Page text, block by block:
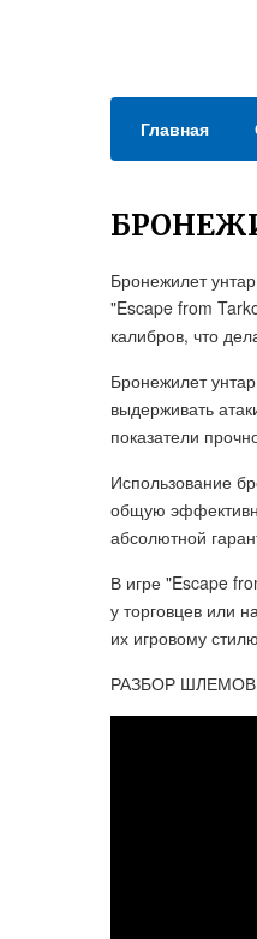
Главная
Бронежилет
"Escape from
калибров, что
Бронежилет
выдерживать
показатели
Использование
общую
абсолютной
В игре "Escape
у торговцев или
их игровому
РАЗБОР ШЛЕМОВ!